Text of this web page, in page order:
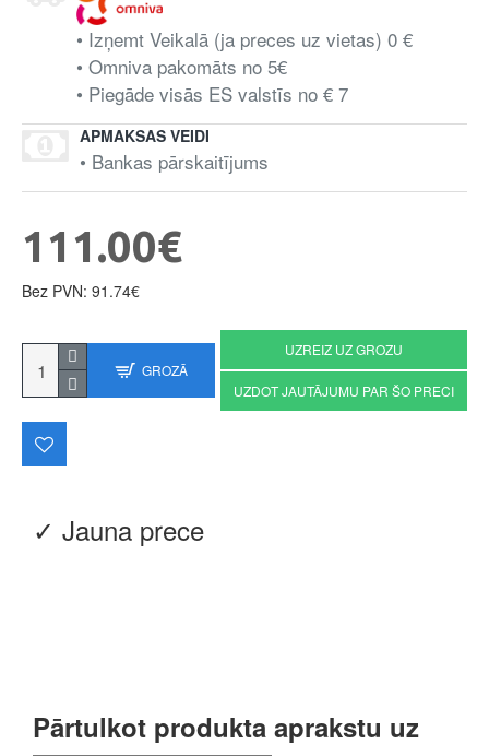
• Izņemt Veikalā (ja preces uz vietas) 0 €
• Omniva pakomāts no 5€
• Piegāde visās ES valstīs no € 7
APMAKSAS VEIDI
• Bankas pārskaitījums
✓ Jauna prece
Pārtulkot produkta aprakstu uz
111.00€
Bez PVN: 91.74€
GROZĀ
UZREIZ UZ GROZU
UZDOT JAUTĀJUMU PAR ŠO PRECI